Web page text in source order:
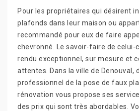
Pour les propriétaires qui désirent
plafonds dans leur maison ou
recommandé pour eux de faire
chevronné. Le savoir-faire de celui-
rendu exceptionnel, sur mesure et
attentes. Dans la ville de Denouval,
professionnel de la pose de faux
rénovation vous propose ses
des prix qui sont très abordables.